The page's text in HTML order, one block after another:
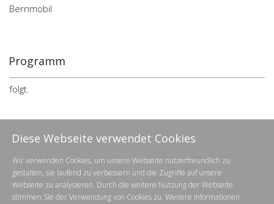
Bernmobil
Programm
folgt.
Geschäftsstelle SVI | Heiligkreuzstrasse 5 | 9008 St.Gallen
071 222 46 46 |info@svi.ch
Diese Webseite verwendet Cookies
Wir verwenden Cookies, um unsere Webseite nutzerfreundlich zu
gestalten, sie laufend zu verbessern und die Zugriffe auf unsere
Webseite zu analysieren. Durch die weitere Nutzung der Webseite
stimmen Sie der Verwendung von Cookies zu. Weitere Informationen